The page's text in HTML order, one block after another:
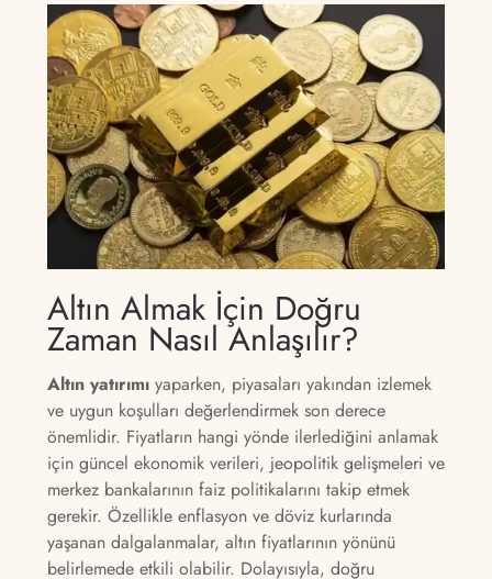
Altın Almak İçin Doğru
Zaman Nasıl Anlaşılır?
Altın yatırımı yaparken, piyasaları yakından izlemek
ve uygun koşulları değerlendirmek son derece
önemlidir. Fiyatların hangi yönde ilerlediğini anlamak
için güncel ekonomik verileri, jeopolitik gelişmeleri ve
merkez bankalarının faiz politikalarını takip etmek
gerekir. Özellikle enflasyon ve döviz kurlarında
yaşanan dalgalanmalar, altın fiyatlarının yönünü
belirlemede etkili olabilir. Dolayısıyla, doğru